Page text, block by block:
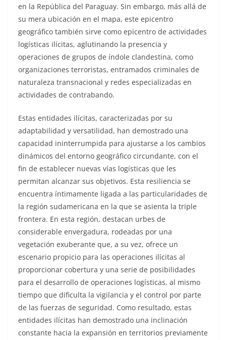
en la República del Paraguay. Sin embargo, más allá de
su mera ubicación en el mapa, este epicentro
geográfico también sirve como epicentro de actividades
logísticas ilícitas, aglutinando la presencia y
operaciones de grupos de índole clandestina, como
organizaciones terroristas, entramados criminales de
naturaleza transnacional y redes especializadas en
actividades de contrabando.
Estas entidades ilícitas, caracterizadas por su
adaptabilidad y versatilidad, han demostrado una
capacidad ininterrumpida para ajustarse a los cambios
dinámicos del entorno geográfico circundante, con el
fin de establecer nuevas vías logísticas que les
permitan alcanzar sus objetivos. Esta resiliencia se
encuentra íntimamente ligada a las particularidades de
la región sudamericana en la que se asienta la triple
frontera. En esta región, destacan urbes de
considerable envergadura, rodeadas por una
vegetación exuberante que, a su vez, ofrece un
escenario propicio para las operaciones ilícitas al
proporcionar cobertura y una serie de posibilidades
para el desarrollo de operaciones logísticas, al mismo
tiempo que dificulta la vigilancia y el control por parte
de las fuerzas de seguridad. Como resultado, estas
entidades ilícitas han demostrado una inclinación
constante hacia la expansión en territorios previamente